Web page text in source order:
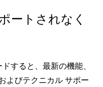
ートされなく
すると、最新の機能、
よびテクニカル サポー